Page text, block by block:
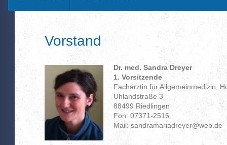
Vorstand
Dr. med. Sandra Dreyer
1. Vorsitzende
Fachärztin für Allgemeinmedizin,
Uhlandstraße 3
88499 Riedlingen
Fon: 07371-2516
Mail: sandramariadreyer@web.de